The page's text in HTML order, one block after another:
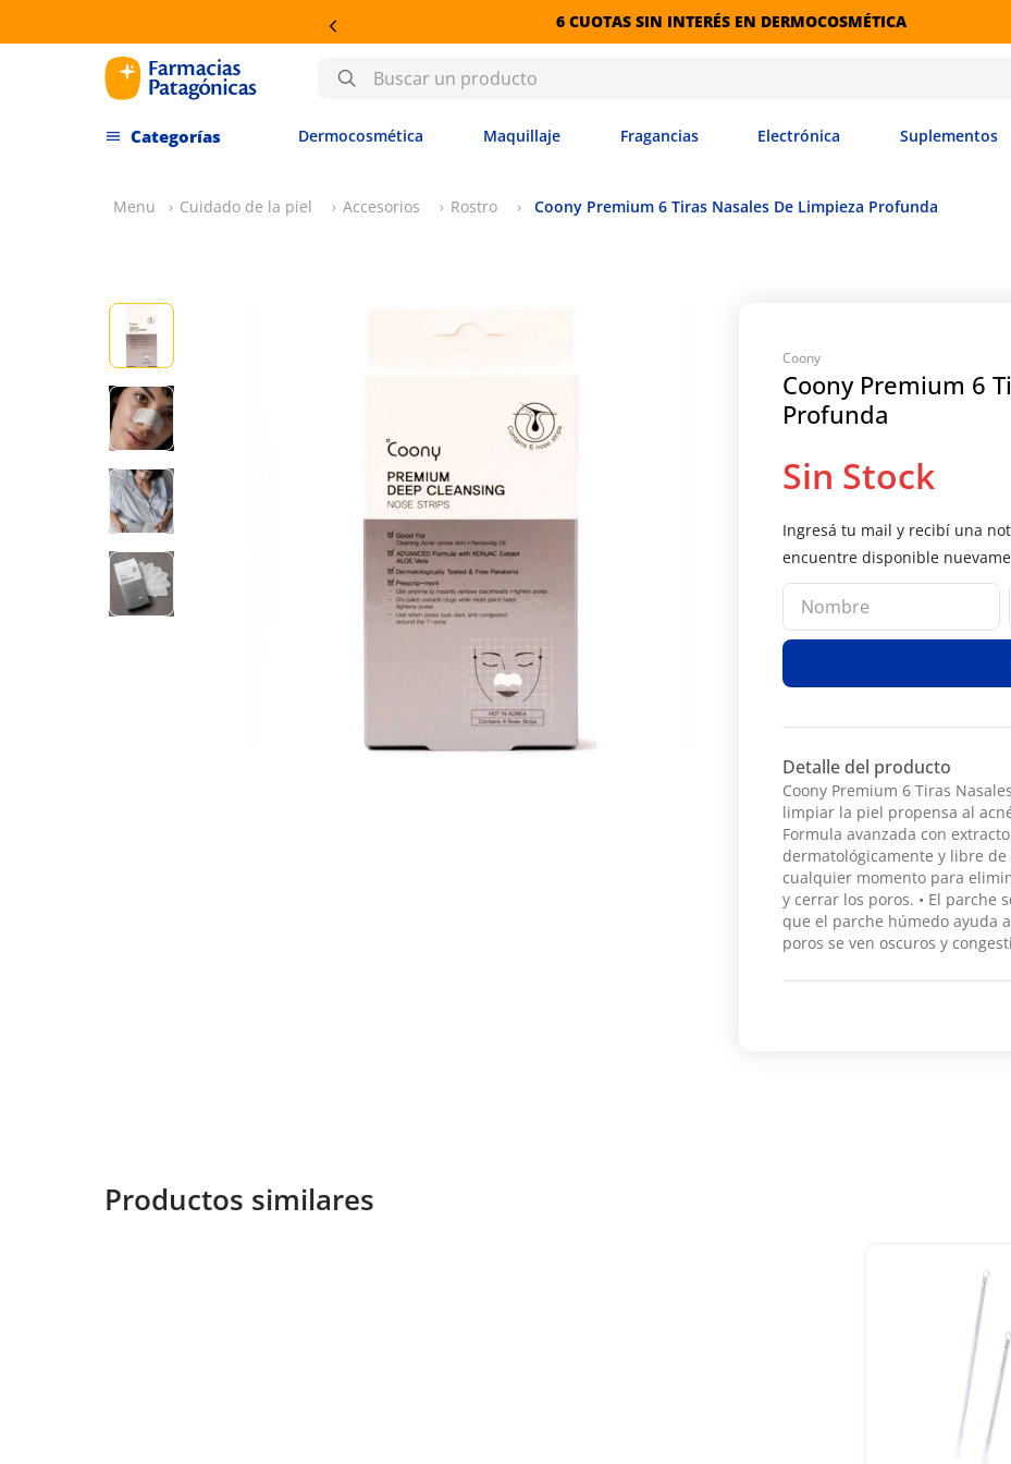
6 CUOTAS SIN INTERÉS EN DERMOCOSMÉTICA
Buscar un producto
Dermocosmética Maquillaje Fragancias Electrónica Suplementos
Cuidado de la piel Accesorios Rostro Coony Premium 6 Tiras Nasales De Limpieza Profunda
Coony
Coony Premium 6
Profunda
Detalle del producto
Coony Premium 6 Tiras
limpiar la piel propensa al
Formula avanzada con
dermatológicamente y libre
cualquier momento para
y cerrar los poros. • El parche
que el parche húmedo ayuda
poros se ven oscuros y
Productos similares